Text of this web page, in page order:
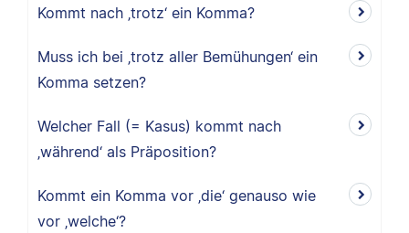
Kommt nach ‚trotz‘ ein Komma?
Muss ich bei ‚trotz aller Bemühungen‘ ein
Komma setzen?
Welcher Fall (= Kasus) kommt nach
‚während‘ als Präposition?
Kommt ein Komma vor ‚die‘ genauso wie
vor ‚welche‘?